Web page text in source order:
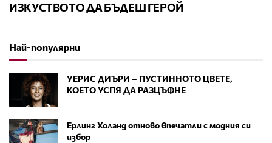
ИЗКУСТВОТО ДА БЪДЕШ ГЕРОЙ
Най-популярни
УЕРИС ДИЪРИ – ПУСТИННОТО ЦВЕТЕ,
КОЕТО УСПЯ ДА РАЗЦЪФНЕ
Ерлинг Холанд отново впечатли с модния си
избор